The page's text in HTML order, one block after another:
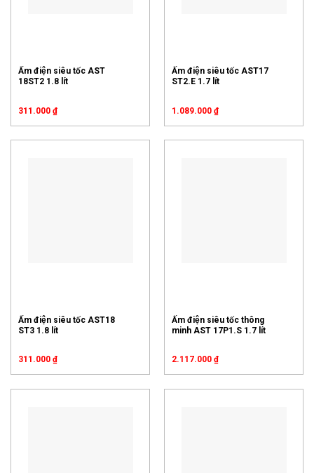
Ấm điện siêu tốc AST
18ST2 1.8 lít
311.000 ₫
Ấm điện siêu tốc AST17
ST2.E 1.7 lít
1.089.000 ₫
Ấm điện siêu tốc AST18
ST3 1.8 lít
311.000 ₫
Ấm điện siêu tốc thông
minh AST 17P1.S 1.7 lít
2.117.000 ₫